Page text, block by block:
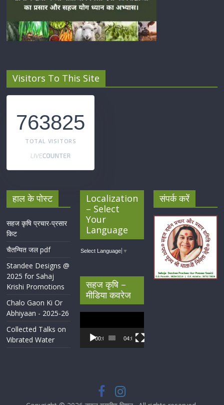
Visitors To This Site
763825
TOTAL VISITORS
हाल के पोस्ट
सहज कृषि प्रचार-प्रसार
किट
चैतन्यित जल pdf
Standee Designs @
2025 for Sahaj
Krishi Promotions
Chalo Gaon Ki Or
Abhiyaan - 2025-26
Collected Talks on
Vibrated Water
Localization
– Select
Your
Language
Select Language ▼
सहज कृषि –
मीडिया कवरेज
Player
00:00 04:07
संपर्क करें